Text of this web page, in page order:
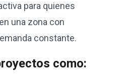
para quienes
una zona con
constante.
como: